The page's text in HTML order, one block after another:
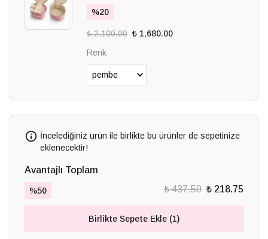
%20
₺ 2,100.00 ₺ 1,680.00
Renk
İncelediğiniz ürün ile birlikte bu ürünler de sepetinize
eklenecektir!
Avantajlı Toplam
%50 ₺ 437.50 ₺ 218.75
Birlikte Sepete Ekle (1)